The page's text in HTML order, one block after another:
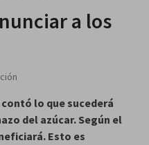
a los
lo que sucederá
del azúcar. Según el
Esto es